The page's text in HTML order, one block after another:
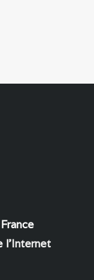
l'Internet